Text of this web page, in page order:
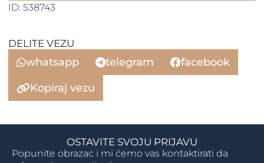
ID: 538743
DELITE VEZU
whatsapp telegram
facebook
Kopiraj vezu
OSTAVITE SVOJU PRIJAVU
Popunite obrazac i mi ćemo vas kontaktirati da